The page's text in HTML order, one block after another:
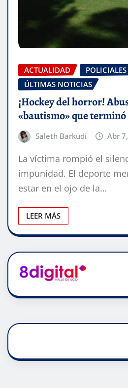
ACTUALIDAD POLICIALES
ÚLTIMAS NOTICIAS
¡Hockey del horror!
«bautismo» que
Saleth Barkudi Abr
La víctima rompió el
impunidad. El deporte
estar en el ojo de la…
LEER MÁS